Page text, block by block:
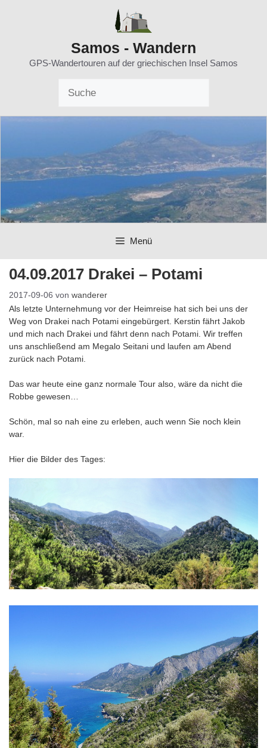
Samos - Wandern
GPS-Wandertouren auf der griechischen Insel Samos
Menü
04.09.2017 Drakei – Potami
2017-09-06 von wanderer
Als letzte Unternehmung vor der Heimreise hat sich bei uns der
Weg von Drakei nach Potami eingebürgert. Kerstin fährt Jakob
und mich nach Drakei und fährt denn nach Potami. Wir treffen
uns anschließend am Megalo Seitani und laufen am Abend
zurück nach Potami.
Das war heute eine ganz normale Tour also, wäre da nicht die
Robbe gewesen…
Schön, mal so nah eine zu erleben, auch wenn Sie noch klein
war.
Hier die Bilder des Tages: